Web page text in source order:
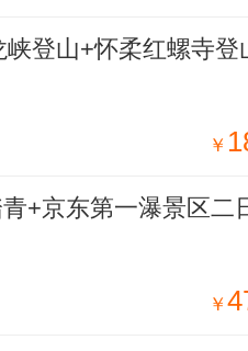
登山+怀柔红螺寺登
￥
+京东第一瀑景区二
￥